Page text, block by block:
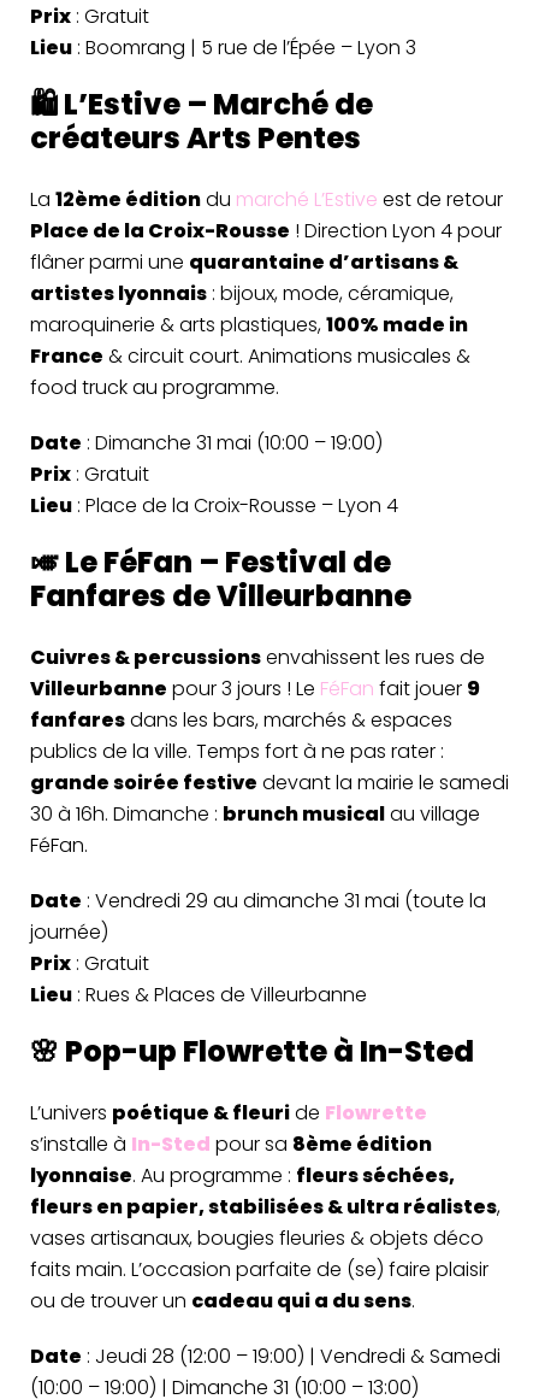
Prix : Gratuit
Lieu : Boomrang | 5 rue de l’Épée – Lyon 3
🛍️ L’Estive – Marché de
créateurs Arts Pentes
La 12ème éditiondu marché L’Estive est de retour
Place de la Croix-Rousse ! Direction Lyon 4 pour
flâner parmi une quarantaine d’artisans &
artistes lyonnais : bijoux, mode, céramique,
maroquinerie & arts plastiques,100% made in
France & circuit court. Animations musicales &
food truck au programme.
Date : Dimanche 31 mai (10:00 – 19:00)
Prix : Gratuit
Lieu : Place de la Croix-Rousse – Lyon 4
🎺 Le FéFan – Festival de
Fanfares de Villeurbanne
Cuivres & percussionsenvahissent les rues de
Villeurbanne pour 3 jours ! Le FéFan fait jouer 9
fanfaresdans les bars, marchés & espaces
publics de la ville. Temps fort à ne pas rater :
grande soirée festive devant la mairie le samedi
30 à 16h. Dimanche : brunch musicalau village
FéFan.
Date : Vendredi 29 au dimanche 31 mai (toute la
journée)
Prix : Gratuit
Lieu : Rues & Places de Villeurbanne
🌸 Pop-up Flowrette à In-Sted
L’univers poétique & fleuride Flowrette
s’installe à In-Sted pour sa 8ème édition
lyonnaise. Au programme : fleurs séchées,
fleurs en papier, stabilisées & ultra réalistes,
vases artisanaux, bougies fleuries & objets déco
faits main. L’occasion parfaite de (se) faire plaisir
ou de trouver un cadeau qui a du sens.
Date : Jeudi 28 (12:00 – 19:00) | Vendredi & Samedi
(10:00 – 19:00) | Dimanche 31 (10:00 – 13:00)